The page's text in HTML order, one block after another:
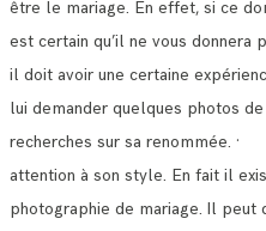
être le mariage. En effet, si ce
est certain qu’il ne vous donnera
il doit avoir une certaine
lui demander quelques photos
recherches sur sa renommée. ·
attention à son style. En fait il
photographie de mariage. Il peut